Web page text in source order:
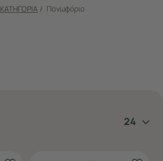
ΚΑΤΗΓΟΡΙΑ / Πανωφόρια
24